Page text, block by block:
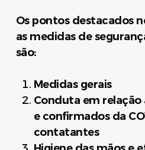
Os pontos destacados
as medidas de
são:
Medidas gerais
Conduta em relação
e confirmados da
contatantes